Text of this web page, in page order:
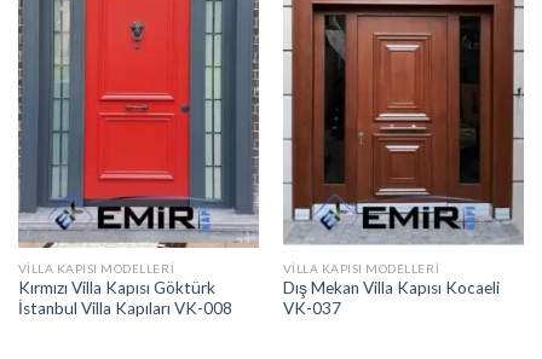
VILLA KAPISI MODELLERI
Kırmızı Villa Kapısı Göktürk
İstanbul Villa Kapıları VK-008
VILLA KAPISI MODELLERI
Dış Mekan Villa Kapısı Kocaeli
VK-037